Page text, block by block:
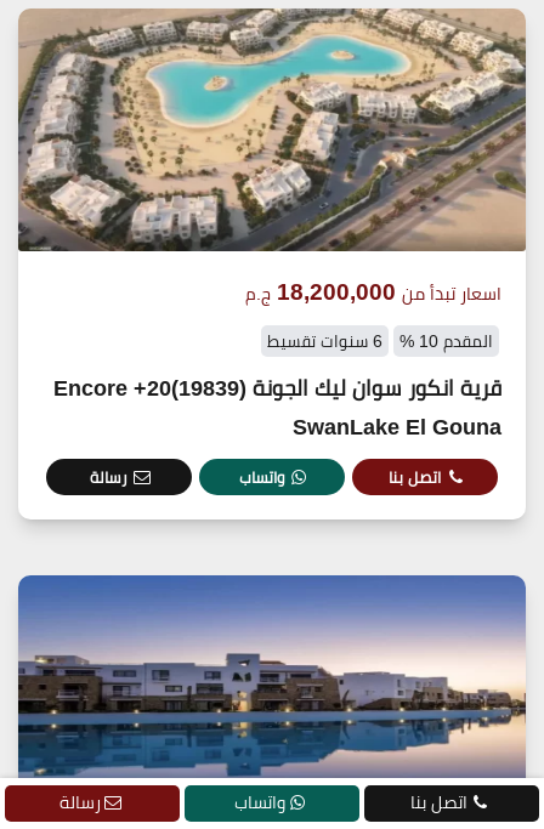
اسعار تبدأ من 18,200,000 ج.م
المقدم 10 % 6 سنوات تقسيط
قرية انكور سوان ليك الجونة (19839)20+ Encore
SwanLake El Gouna
اتصل بنا واتساب رسالة
اتصل بنا واتساب رسالة